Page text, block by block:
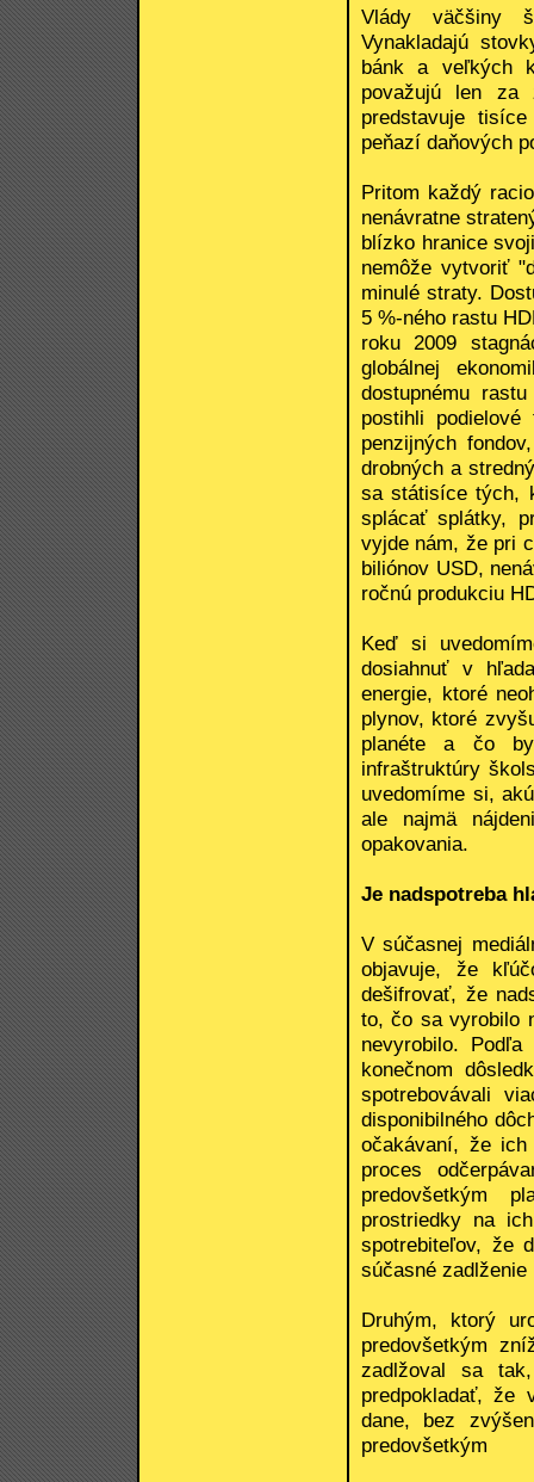
Vlády väčšiny
Vynakladajú
bánk a veľkých
považujú len za
predstavuje
peňazí daňových
Pritom každý
nenávratne
blízko hranice
nemôže vytvoriť
minulé straty.
5 %-ného rastu
roku 2009
globálnej
dostupnému
postihli
penzijných
drobných a
sa státisíce tých,
splácať splátky,
vyjde nám, že pri
biliónov USD,
ročnú produkciu
Keď si
dosiahnuť v
energie, ktoré
plynov, ktoré
planéte a čo
infraštruktúry
uvedomíme si,
ale najmä
opakovania.
Je nadspotreba
V súčasnej
objavuje, že
dešifrovať, že
to, čo sa vyrobilo
nevyrobilo.
konečnom
spotrebovávali
disponibilného
očakávaní, že
proces
predovšetkým
prostriedky na
spotrebiteľov, že
súčasné
Druhým, ktorý
predovšetkým
zadlžoval sa
predpokladať, že
dane, bez
predovšetkým